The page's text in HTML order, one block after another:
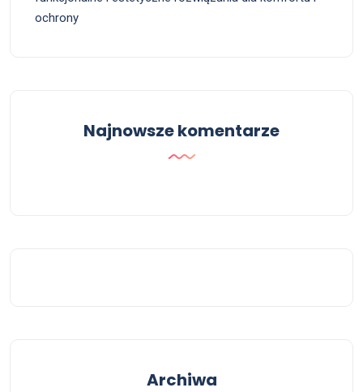
ochrony
Najnowsze komentarze
Archiwa